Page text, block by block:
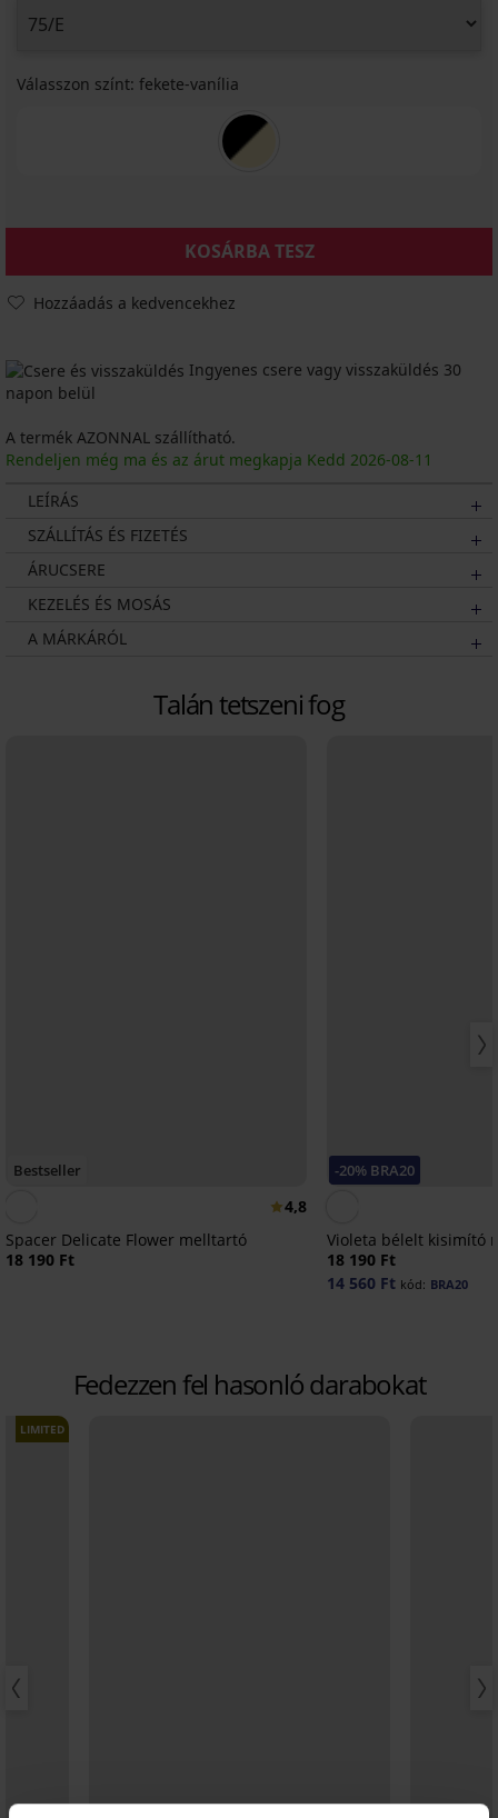
Válasszon színt: fekete-vanília
KOSÁRBA TESZ
Hozzáadás a kedvencekhez
Ingyenes csere vagy visszaküldés 30
napon belül
A termék AZONNAL szállítható.
Rendeljen még ma és az árut megkapja Kedd 2026-08-11
LEÍRÁS
SZÁLLÍTÁS ÉS FIZETÉS
ÁRUCSERE
KEZELÉS ÉS MOSÁS
A MÁRKÁRÓL
Talán tetszeni fog
Bestseller
4,8
Spacer Delicate Flower melltartó
18 190 Ft
-20% BRA20
Violeta bélelt kisimító
18 190 Ft
14 560 Ft kód: BRA20
Fedezzen fel hasonló darabokat
LIMITED